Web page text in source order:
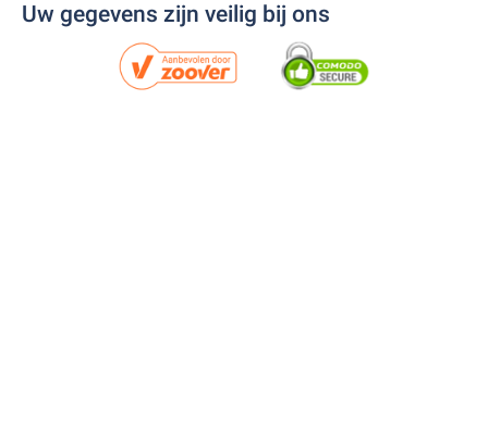
Uw gegevens zijn veilig bij ons